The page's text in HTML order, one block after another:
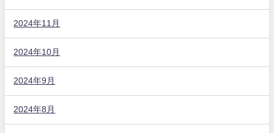
2024年11月
2024年10月
2024年9月
2024年8月